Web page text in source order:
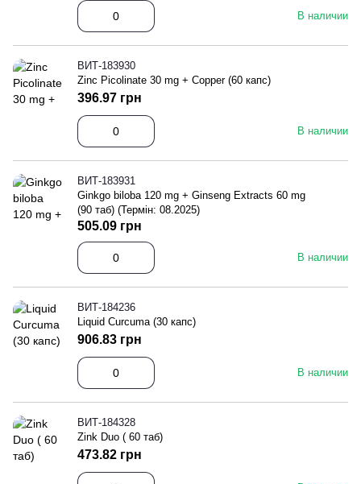
В наличии
ВИТ-183930
Zinc Picolinate 30 mg + Copper (60 капс)
В наличии
396.97 грн
ВИТ-183931
Ginkgo biloba 120 mg + Ginseng Extracts 60 mg
(90 таб) (Термін: 08.2025)
В наличии
505.09 грн
ВИТ-184236
Liquid Curcuma (30 капс)
В наличии
906.83 грн
ВИТ-184328
Zink Duo ( 60 таб)
473.82 грн